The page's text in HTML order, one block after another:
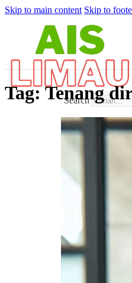
Skip to main content Skip to
Search
Tag:Tenang